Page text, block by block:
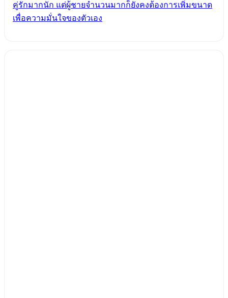
คู่รักมากนัก แต่ผู้ชายจำนวนมากก็ยังคงต้องการเพิ่มขนาด
เพื่อความมั่นใจของตัวเอง